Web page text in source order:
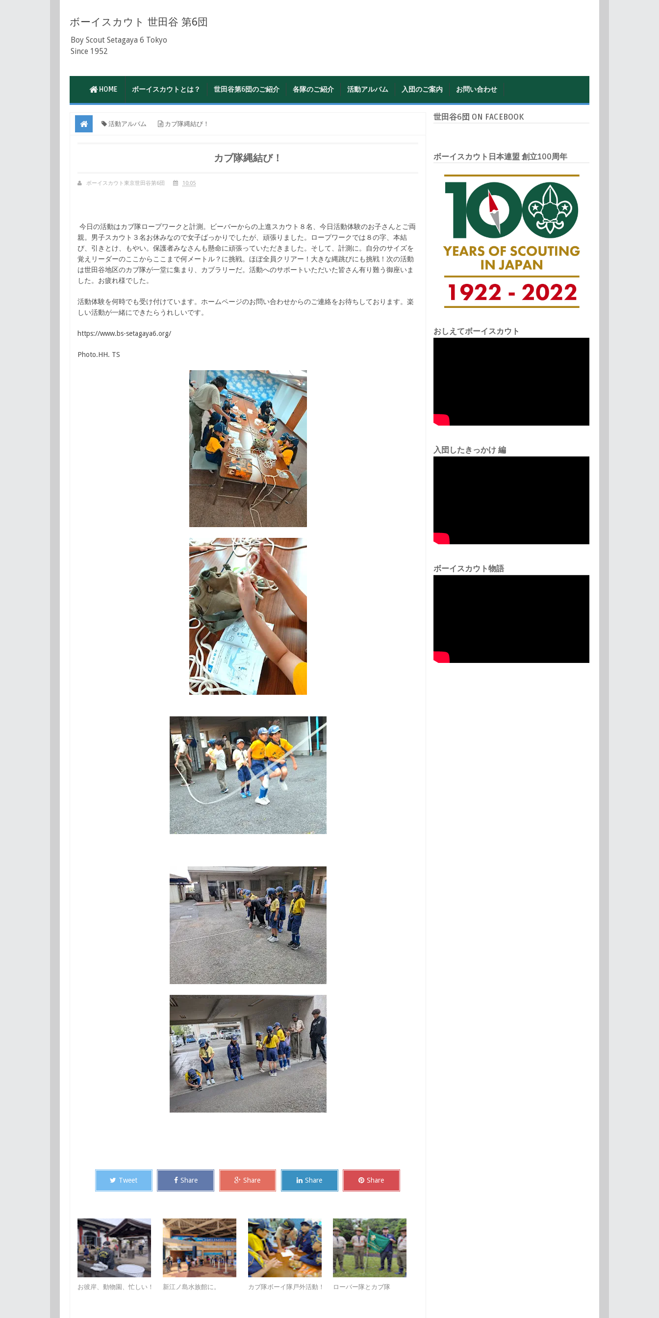
ボーイスカウト 世田谷 第6団
Boy Scout Setagaya 6 Tokyo
Since 1952
HOME ボーイスカウトとは？ 世田谷第6団のご紹介 各隊のご紹介 活動アルバム 入団のご案内 お問い合わせ
活動アルバム カブ隊縄結び！
カブ隊縄結び！
ボーイスカウト東京世田谷第6団 10:05
今日の活動はカブ隊ロープワークと計測。ビーバーからの上進スカウト８名、今日活動体験のお子さんとご両
親。男子スカウト３名お休みなので女子ばっかりでしたが、頑張りました。ロープワークでは８の字、本結
び、引きとけ、もやい。保護者みなさんも懸命に頑張っていただきました。そして、計測に。自分のサイズを
覚えリーダーのここからここまで何メートル？に挑戦。ほぼ全員クリアー！大きな縄跳びにも挑戦！次の活動
は世田谷地区のカブ隊が一堂に集まり、カブラリーだ。活動へのサポートいただいた皆さん有り難う御座いま
した。お疲れ様でした。
活動体験を何時でも受け付けています。ホームページのお問い合わせからのご連絡をお待ちしております。楽
しい活動が一緒にできたらうれしいです。
https://www.bs-setagaya6.org/
Photo.HH. TS
Tweet Share Share Share Share
お彼岸、動物園、忙しい！ 新江ノ島水族館に。 カブ隊ボーイ隊戸外活動！ ローバー隊とカブ隊
世田谷6団 ON FACEBOOK
ボーイスカウト日本連盟 創立100周年
おしえてボーイスカウト
入団したきっかけ 編
ボーイスカウト物語